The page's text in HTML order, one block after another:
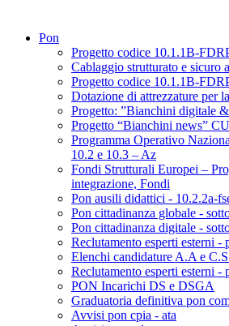
Pon
Progetto codice 10.1.1B-
Cablaggio strutturato e sicuro
Progetto codice 10.1.1B-
Dotazione di attrezzature per
Progetto: ”Bianchini digitale
Progetto “Bianchini news”
Programma Operativo
10.2 e 10.3 – Az
Fondi Strutturali Europei –
integrazione, Fondi
Pon ausili didattici - 10.2.2a-
Pon cittadinanza globale -
Pon cittadinanza digitale -
Reclutamento esperti esterni
Elenchi candidature A.A e
Reclutamento esperti esterni -
PON Incarichi DS e DSGA
Graduatoria definitiva pon
Avvisi pon cpia - ata